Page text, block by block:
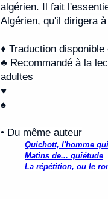
algérien. Il fait
Algérien, qu'il dirigera
♦ Traduction
♣ Recommandé à la
adultes
♥
♠
• Du même auteur
Quichott, l'homme
Matins de... quiétude
La répétition, ou le